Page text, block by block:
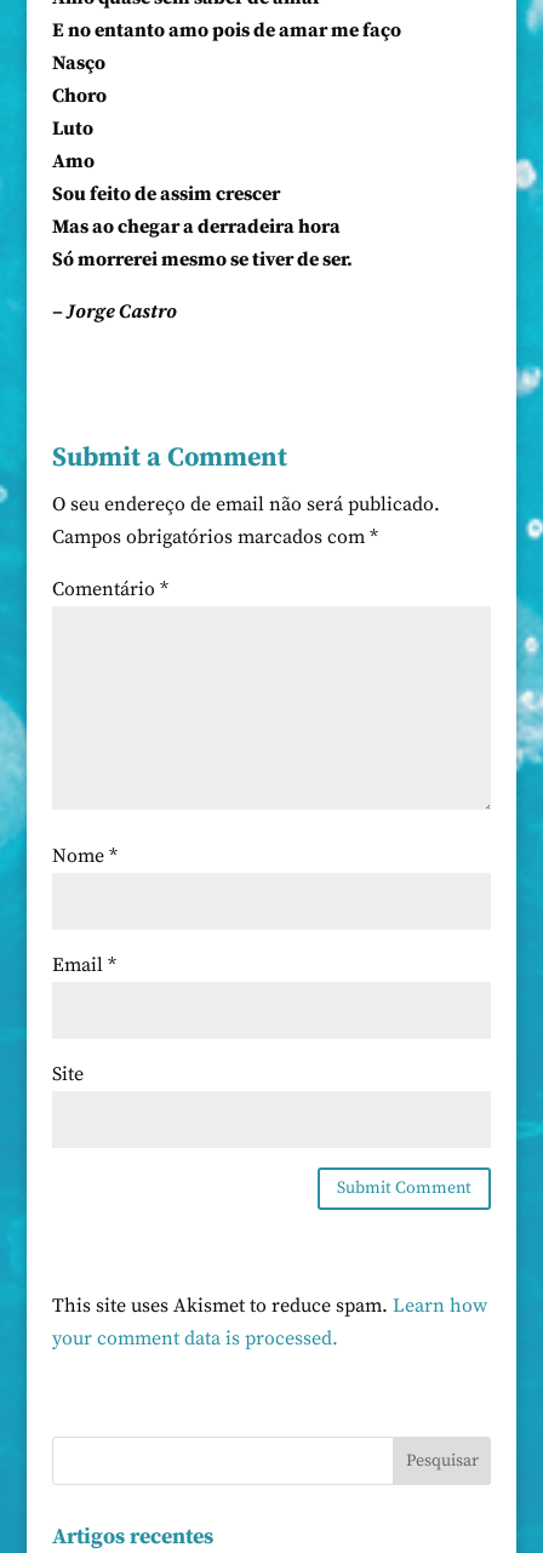
E no entanto amo pois de amar me faço
Nasço
Choro
Luto
Amo
Sou feito de assim crescer
Mas ao chegar a derradeira hora
Só morrerei mesmo se tiver de ser.
– Jorge Castro
Submit a Comment
O seu endereço de email não será publicado.
Campos obrigatórios marcados com *
Comentário *
Nome *
Email *
Site
This site uses Akismet to reduce spam. Learn how
your comment data is processed.
Artigos recentes